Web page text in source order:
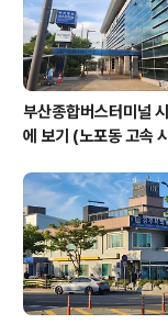
부산종합버스터미널
에 보기 (노포동 고속